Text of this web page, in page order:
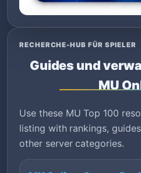
RECHERCHE-HUB FÜR SPIELER
Guides und
MU
Use these MU Top 100
listing with rankings,
other server categories.